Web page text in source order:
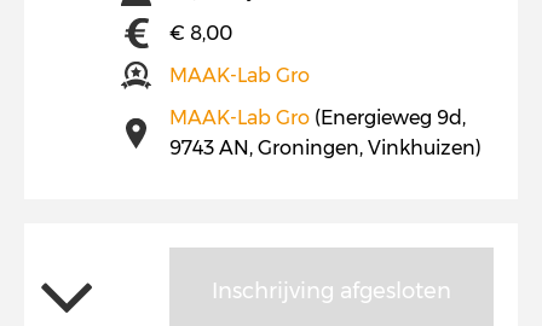
€ 8,00
MAAK-Lab Gro
MAAK-Lab Gro (Energieweg 9d,
9743 AN, Groningen, Vinkhuizen)
Inschrijving afgesloten